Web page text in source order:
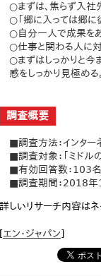
○まずは、焦らず入社
○「郷に入っては郷に
○自分一人で成果をあ
○仕事と関わる人に対
○まずはしっかりと今
感をしっかり見極める
調査概要
■調査方法：インター
■調査対象：「ミドル
■有効回答数：103名
■調査期間：2018
詳しいリサーチ内容は
[エン・ジャパン]